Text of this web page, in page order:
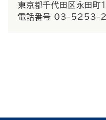
東京都千代田区永田町
電話番号 03-5253-